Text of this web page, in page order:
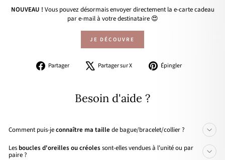
NOUVEAU ! Vous pouvez désormais envoyer directement la e-carte cadeau
par e-mail à votre destinataire 😍
JE DÉCOUVRE
Partager
PartagerPartager sur X
Tweeter Épingler
Besoin d'aide ?
Comment puis-jeconnaître ma taille de bague/bracelet/collier ?
Les boucles d'oreilles ou créolessont-elles vendues à l'unité ou par
paire ?